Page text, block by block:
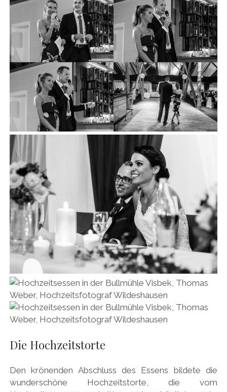
Die Hochzeitstorte
Den krönenden Abschluss des Essens bildete die
wunderschöne Hochzeitstorte, die vom